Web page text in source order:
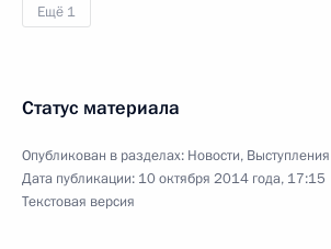
Ещё 1
Статус материала
Опубликован в разделах: Новости,
Дата публикации: 10 октября 2014 года, 17:15
Текстовая версия